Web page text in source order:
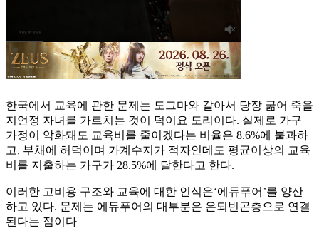
한국에서 교육에 관한 문제는 도그마와 같아서 당장 굶어 죽을
지언정 자녀를 가르치는 것이 덕이요 도리이다. 실제로 가구
가정이 악화돼도 교육비를 줄이겠다는 비율은 8.6%에 불과하
고, 부채에 허덕이며 가계수지가 적자인데도 평균이상의 교육
비를 지출하는 가구가 28.5%에 달한다고 한다.
이러한 고비용 구조와 교육에 대한 인식은‘에듀푸어’를 양산
하고 있다. 문제는 에듀푸어의 대부분은 은퇴빈곤층으로 연결
된다는 점이다